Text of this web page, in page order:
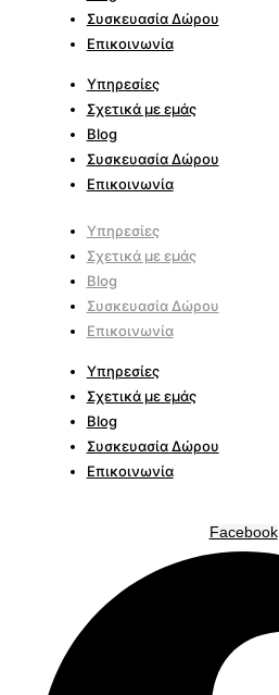
Συσκευασία Δώρου
Επικοινωνία
Υπηρεσίες
Σχετικά με εμάς
Blog
Συσκευασία Δώρου
Επικοινωνία
Υπηρεσίες
Σχετικά με εμάς
Blog
Συσκευασία Δώρου
Επικοινωνία
Υπηρεσίες
Σχετικά με εμάς
Blog
Συσκευασία Δώρου
Επικοινωνία
Facebook